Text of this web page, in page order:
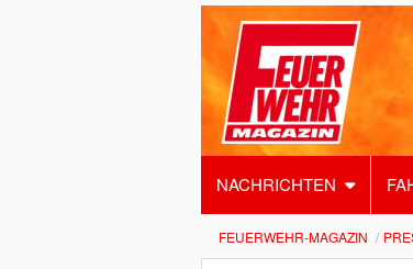
NACHRICHTEN
FEUERWEHR-MAGAZIN